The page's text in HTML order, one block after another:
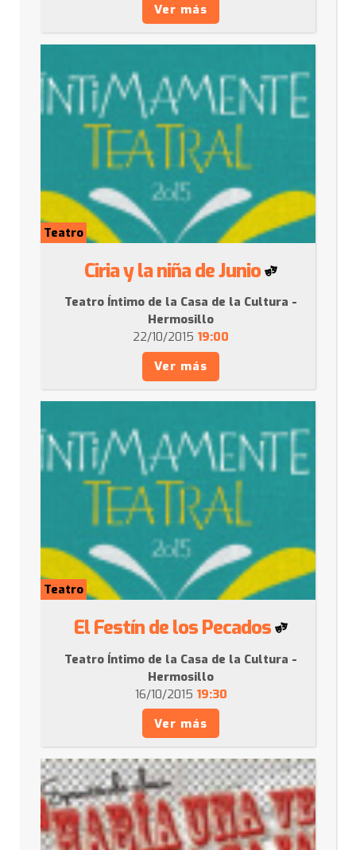
Ver más
Teatro
Ciria y la niña de Junio
Teatro Íntimo de la Casa de la Cultura -
Hermosillo
22/10/2015 19:00
Ver más
Teatro
El Festín de los Pecados
Teatro Íntimo de la Casa de la Cultura -
Hermosillo
16/10/2015 19:30
Ver más